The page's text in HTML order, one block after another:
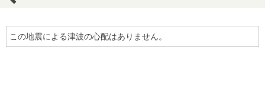
この地震による津波の心配はありません。